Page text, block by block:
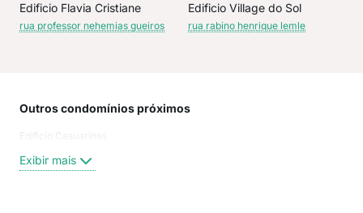
Edificio Flavia Cristiane
rua professor nehemias gueiros
Edificio Village do Sol
rua rabino henrique lemle
Outros condomínios próximos
Edificio Casuarinas
Exibir mais